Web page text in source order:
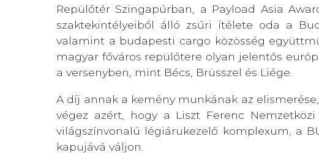
Repülőtér Szingapúrban, a Payload Asia
szaktekintélyeiből álló zsűri ítélete oda a
valamint a budapesti cargo közösség
magyar főváros repülőtere olyan jelentős
a versenyben, mint Bécs, Brüsszel és Liége.
A díj annak a kemény munkának az
végez azért, hogy a Liszt Ferenc
világszínvonalú légiárukezelő komplexum, a
kapujává váljon.